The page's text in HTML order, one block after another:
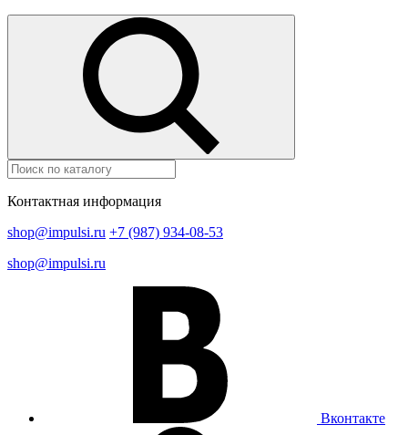
Контактная информация
shop@impulsi.ru +7 (987) 934-08-53
shop@impulsi.ru
Вконтакте